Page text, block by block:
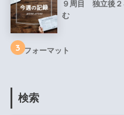
９周目 独立後
む
3 フォーマット
検索